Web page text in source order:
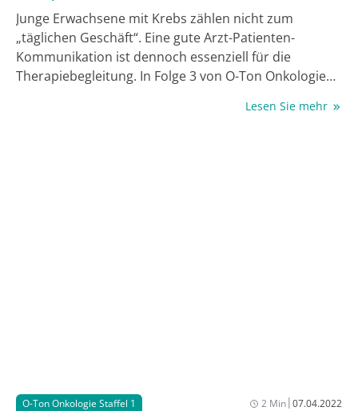
Junge Erwachsene mit Krebs zählen nicht zum
„täglichen Geschäft“. Eine gute Arzt-Patienten-
Kommunikation ist dennoch essenziell für die
Therapiebegleitung. In Folge 3 von O-Ton Onkologie
Lesen Sie mehr
O-Ton Onkologie Staffel 1 2 Min|07.04.2022